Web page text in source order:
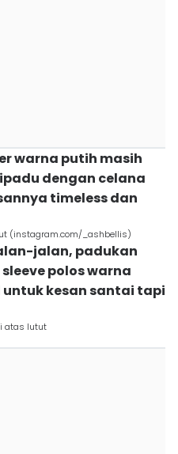
warna putih masih
dengan celana
timeless dan
(instagram.com/_ashbellis)
jalan, padukan
polos warna
untuk kesan santai tapi
atas lutut